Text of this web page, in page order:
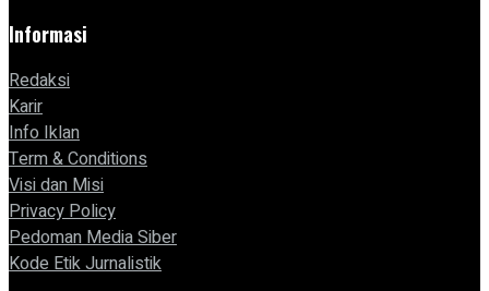
Informasi
Redaksi
Karir
Info Iklan
Term & Conditions
Visi dan Misi
Privacy Policy
Pedoman Media Siber
Kode Etik Jurnalistik